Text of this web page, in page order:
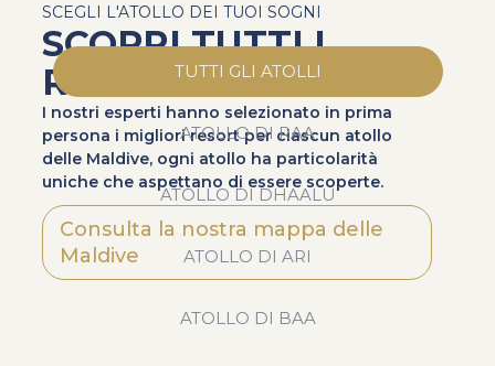
SCEGLI L'ATOLLO DEI TUOI SOGNI
SCOPRI TUTTI I
RESORT
I nostri esperti hanno selezionato in prima
persona i migliori resort per ciascun atollo
delle Maldive, ogni atollo ha particolarità
uniche che aspettano di essere scoperte.
Consulta la nostra mappa delle
Maldive
TUTTI GLI ATOLLI
ATOLLO DI RAA
ATOLLO DI DHAALU
ATOLLO DI ARI
ATOLLO DI BAA